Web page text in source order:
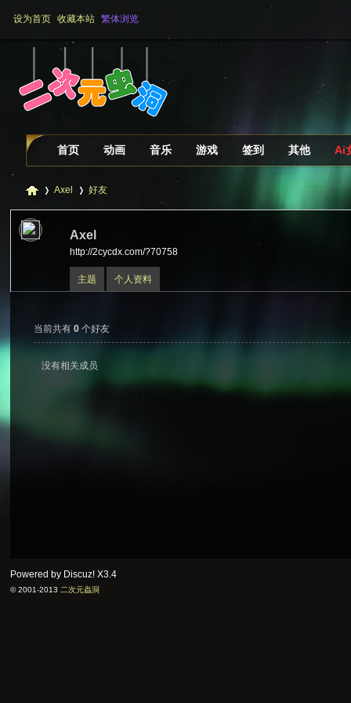
设为首页 收藏本站 繁体浏览
首页 动画 音乐 游戏 签到 其他 Ai
元
Axel
›
好友
Axel
http://2cycdx.com/?70758
主题 个人资料
当前共有0 个好友
没有相关成员
Powered by Discuz!X3.4
© 2001-2013 二次元蟲洞